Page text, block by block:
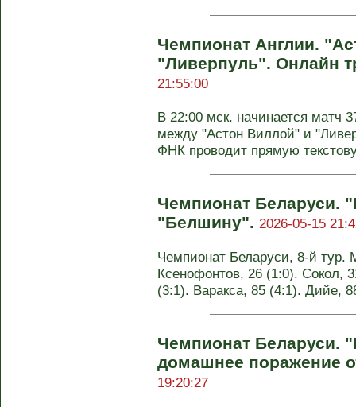
Чемпионат Англии.
"Ливерпуль". Онлайн
21:55:00
В 22:00 мск. начинается матч
между "Астон Виллой" и
ФНК проводит прямую
Чемпионат Беларуси.
"Белшину". 2026-05-15
Чемпионат Беларуси, 8-й
Ксенофонтов, 26 (1:0). Сокол,
(3:1). Варакса, 85 (4:1). Дийе,
Чемпионат Беларуси.
домашнее поражение
19:20:27